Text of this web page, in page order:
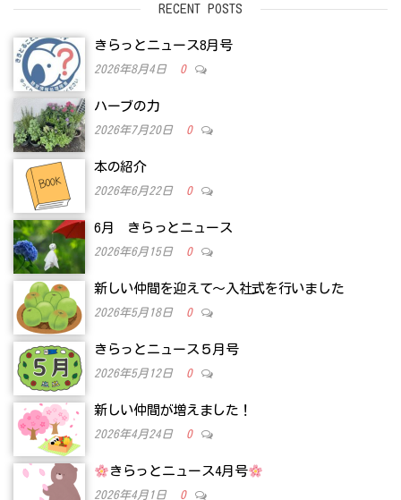
RECENT POSTS
きらっとニュース8月号
2026年8月4日 0
ハーブの力
2026年7月20日 0
本の紹介
2026年6月22日 0
6月 きらっとニュース
2026年6月15日 0
新しい仲間を迎えて～入社式を行いました
2026年5月18日 0
きらっとニュース５月号
2026年5月12日 0
新しい仲間が増えました！
2026年4月24日 0
きらっとニュース4月号
2026年4月1日 0